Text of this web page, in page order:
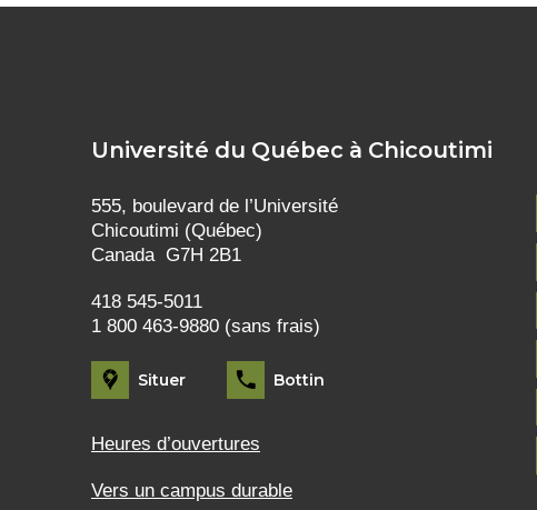
Université du Québec à Chicoutimi
555, boulevard de l’Université
Chicoutimi (Québec)
Canada G7H 2B1
418 545-5011
1 800 463-9880 (sans frais)
Situer Bottin
Heures d’ouvertures
Vers un campus durable